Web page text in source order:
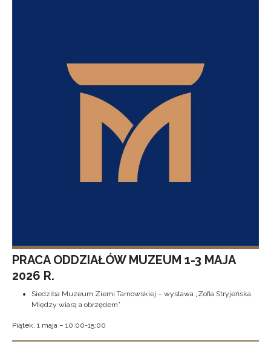
PRACA ODDZIAŁÓW MUZEUM 1-3 MAJA
2026 R.
Siedziba Muzeum Ziemi Tarnowskiej – wystawa „Zofia Stryjeńska.
Między wiarą a obrzędem”
Piątek, 1 maja – 10:00-15:00